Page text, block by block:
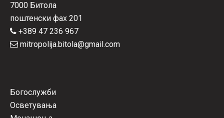
7000 Битола
поштенски фах 201
+389 47 236 967
mitropolija.bitola@gmail.com
Богослужби
Осветувања